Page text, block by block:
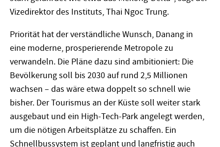
Vizedirektor des Instituts, Thai Ngoc Trung.
Priorität hat der verständliche Wunsch, Danang in
eine moderne, prosperierende Metropole zu
verwandeln. Die Pläne dazu sind ambitioniert: Die
Bevölkerung soll bis 2030 auf rund 2,5 Millionen
wachsen – das wäre etwa doppelt so schnell wie
bisher. Der Tourismus an der Küste soll weiter stark
ausgebaut und ein High-Tech-Park angelegt werden,
um die nötigen Arbeitsplätze zu schaffen. Ein
Schnellbussystem ist geplant und langfristig auch